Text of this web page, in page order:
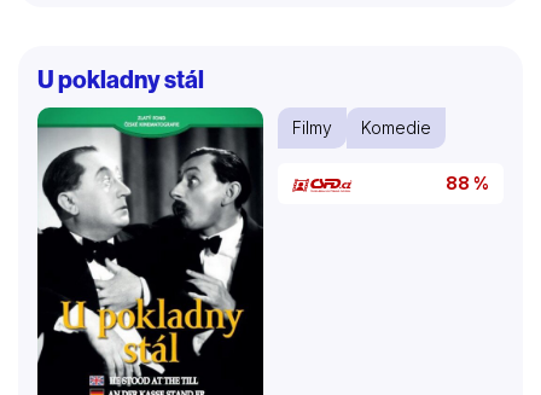
tak není divu, že se jejich bezradní rodiče věčně
stresují a občas se v zájmu dostudování svých
nezvedených potomků spojí s profesory… Příběh
osciluje mezi prostředím zaběhlých školních…
U pokladny stál
Filmy Komedie
88 %